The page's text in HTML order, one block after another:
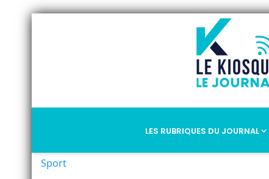
LES RUBRIQUES DU JOURNAL
Sport